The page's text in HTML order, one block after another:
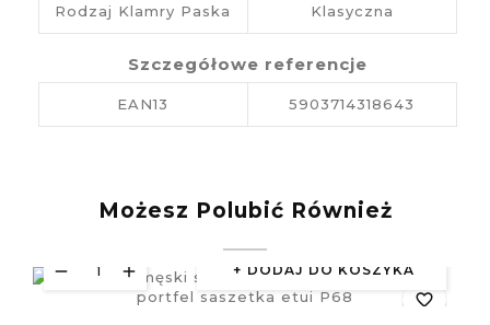
Rodzaj Klamry Paska Klasyczna
Szczegółowe referencje
EAN13 5903714318643
Możesz Polubić Również
DODAJ DO KOSZYKA
favorite_border